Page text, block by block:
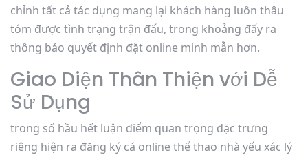
chỉnh tất cả tác dụng mang lại khách hàng luôn thâu
tóm được tình trạng trận đấu, trong khoảng đấy ra
thông báo quyết định đặt online minh mẫn hơn.
Giao Diện Thân Thiện với Dễ
Sử Dụng
trong số hầu hết luận điểm quan trọng đặc trưng
riêng hiện ra đăng ký cá online thể thao nhà yếu xác lý